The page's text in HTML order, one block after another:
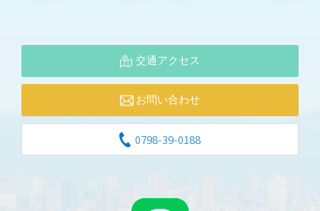
交通アクセス
お問い合わせ
0798-39-0188